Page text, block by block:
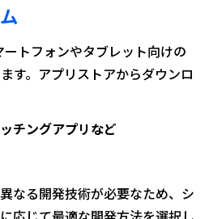
トフォンやタブレット向けの
す。アプリストアからダウンロ
チングアプリなど
なる開発技術が必要なため、シ